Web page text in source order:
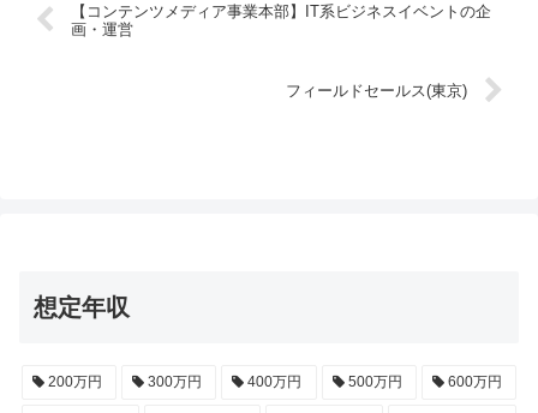
【コンテンツメディア事業本部】IT系ビジネスイベントの企
画・運営
フィールドセールス(東京)
想定年収
200万円 300万円 400万円 500万円 600万円